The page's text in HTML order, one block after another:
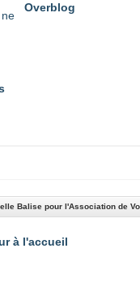
Overblog
à l'accueil